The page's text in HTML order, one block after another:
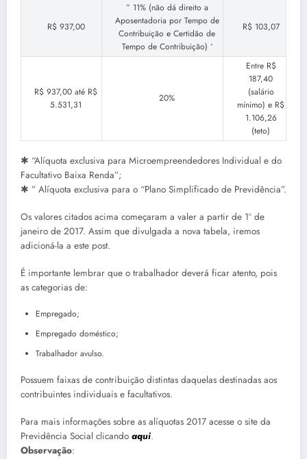
R$ 937,00
” 11% (não dá direito a
Aposentadoria por Tempo de
Contribuição e Certidão de
Tempo de Contribuição) ‘
R$ 103,07
R$ 937,00 até R$
5.531,31
20%
Entre R$
187,40
(salário
mínimo) e R$
1.106,26
(teto)
✱ “Alíquota exclusiva para Microempreendedores Individual e do
Facultativo Baixa Renda”;
✱ ” Alíquota exclusiva para o “Plano Simplificado de Previdência”.
Os valores citados acima começaram a valer a partir de 1º de
janeiro de 2017. Assim que divulgada a nova tabela, iremos
adicioná-la a este post.
É importante lembrar que o trabalhador deverá ficar atento, pois
as categorias de:
Empregado;
Empregado doméstico;
Trabalhador avulso.
Possuem faixas de contribuição distintas daquelas destinadas aos
contribuintes individuais e facultativos.
Para mais informações sobre as alíquotas 2017 acesse o site da
Previdência Social clicando aqui.
Observação: